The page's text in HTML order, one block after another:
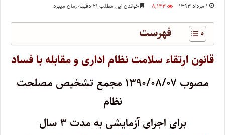
۱ مرداد ۱۳۹۳ ۸,۱۴۳ خواندن این مطلب ۲۱ دقیقه زمان میبرد
فهرست
قانون ارتقاء سلامت نظام اداری و مقابله با فساد
مصوب ۱۳۹۰/۰۸/۰۷ مجمع تشخیص مصلحت
نظام
برای اجرای آزمایشی به مدت ۳ سال